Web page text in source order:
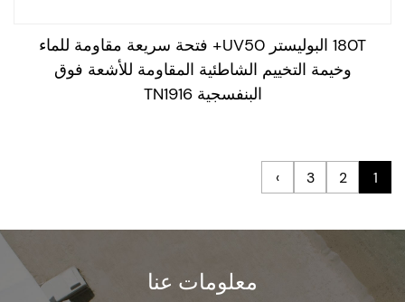
180T البوليستر UV50+ فتحة سريعة مقاومة للماء
وخيمة التخييم الشاطئية المقاومة للأشعة فوق
البنفسجية TN1916
1
2
3
›
معلومات عنا